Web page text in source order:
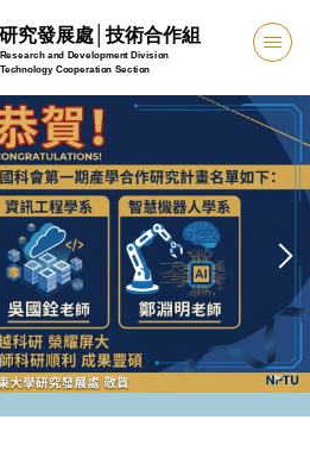
研究發展處│技術合作組
Research and Development Division
Technology Cooperation Section